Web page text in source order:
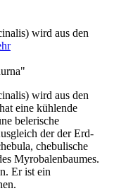
wird aus den
wird aus den
eine kühlende
belerische
der der Erd-
chebulische
Myrobalenbaumes.
Er ist ein